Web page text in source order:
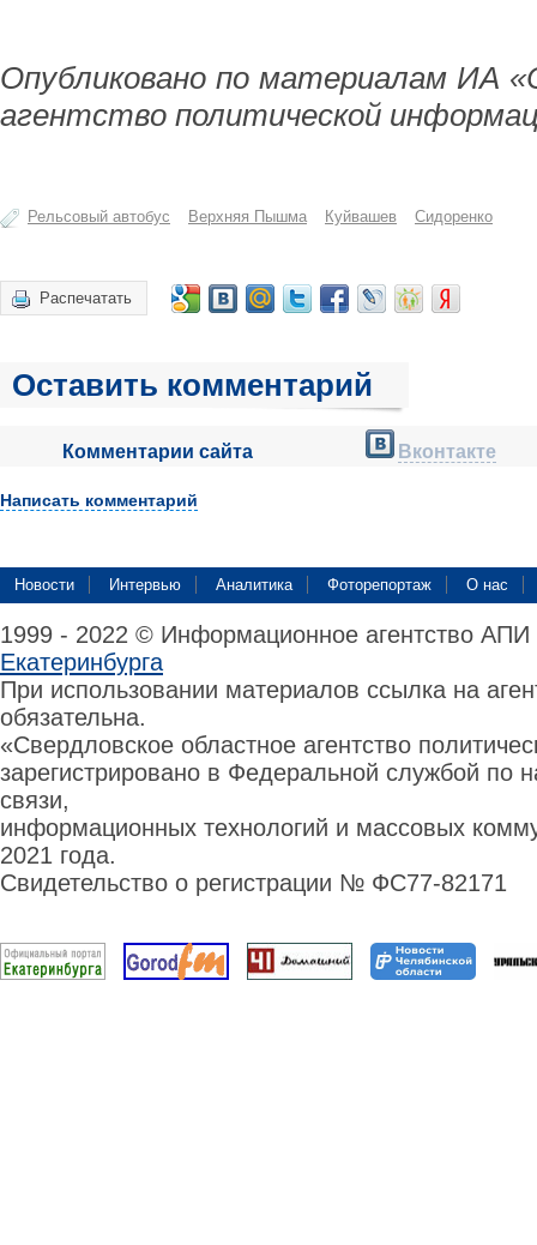
Опубликовано по материалам ИА
агентство политической
Рельсовый автобус Верхняя Пышма Куйвашев Сидоренко
Распечатать
Оставить комментарий
Комментарии сайта Вконтакте
Написать комментарий
Новости Интервью Аналитика Фоторепортаж О нас
1999 - 2022 © Информационное агентство
Екатеринбурга
При использовании материалов ссылка на
обязательна.
«Свердловское областное агентство
зарегистрировано в Федеральной службой по
связи,
информационных технологий и массовых
2021 года.
Свидетельство о регистрации № ФС77-82171